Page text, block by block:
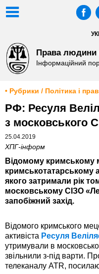
Права людини
Інформаційний
• Рубрики / Політика і
РФ: Ресуля
з московського
25.04.2019
ХПГ-інформ
Відомому кримському
кримськотатарському
якого затримали рік
московському СІЗО
запобіжний захід.
Відомого кримського
активіста Ресуля
утримували в
звільнили з-під варти.
телеканалу ATR,